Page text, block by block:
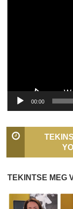
00:00
TEKINTSE MEG